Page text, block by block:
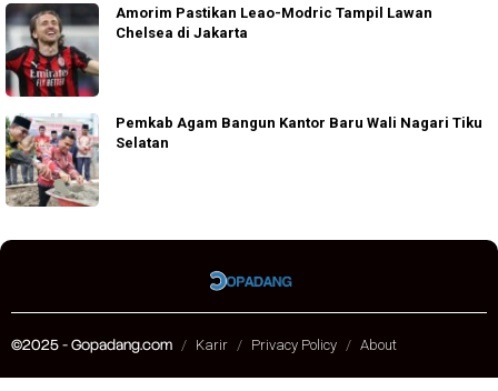
Amorim Pastikan Leao-Modric Tampil Lawan
Chelsea di Jakarta
Pemkab Agam Bangun Kantor Baru Wali Nagari Tiku
Selatan
©2025 - Gopadang.com Karir Privacy Policy About